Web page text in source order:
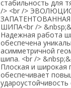
стабильность для
/> <br />
ШИПА<br />
Надежная работа
обеспечена
асимметричной
шипа. <br />
Плоская и широкая
обеспечивает